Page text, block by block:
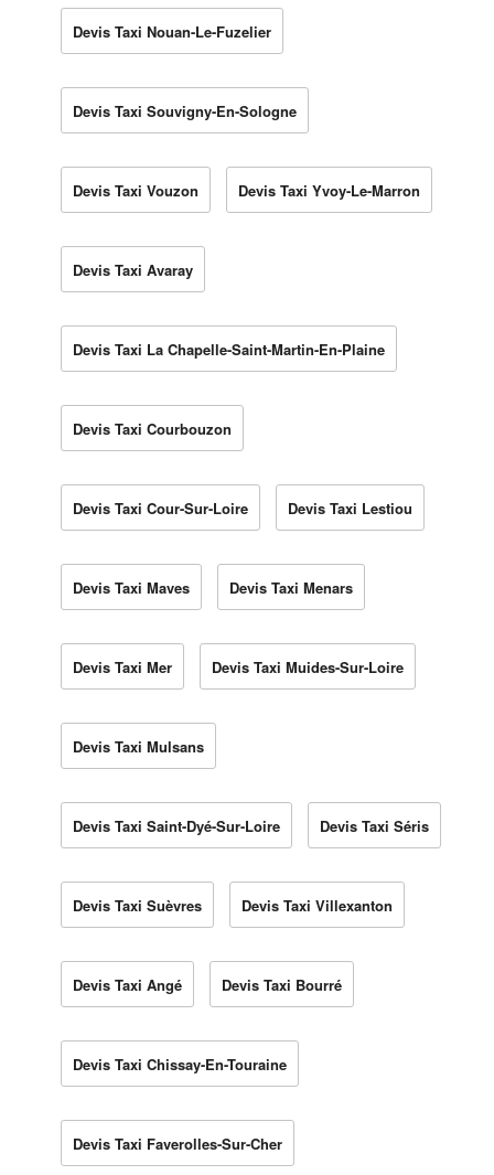
Devis Taxi Nouan-Le-Fuzelier
Devis Taxi Souvigny-En-Sologne
Devis Taxi Vouzon Devis Taxi Yvoy-Le-Marron
Devis Taxi Avaray
Devis Taxi La Chapelle-Saint-Martin-En-Plaine
Devis Taxi Courbouzon
Devis Taxi Cour-Sur-Loire Devis Taxi Lestiou
Devis Taxi Maves Devis Taxi Menars
Devis Taxi Mer Devis Taxi Muides-Sur-Loire
Devis Taxi Mulsans
Devis Taxi Saint-Dyé-Sur-Loire Devis Taxi Séris
Devis Taxi Suèvres Devis Taxi Villexanton
Devis Taxi Angé Devis Taxi Bourré
Devis Taxi Chissay-En-Touraine
Devis Taxi Faverolles-Sur-Cher